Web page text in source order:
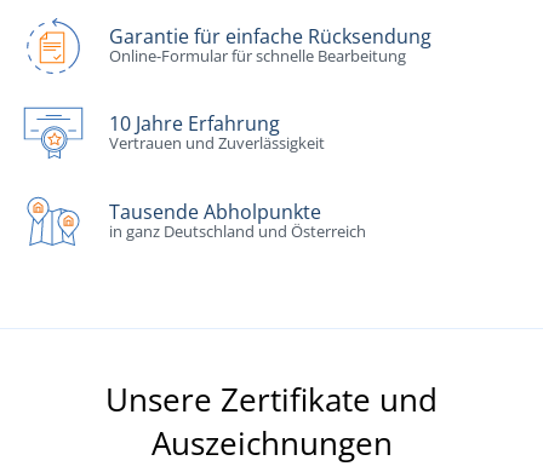
Garantie für einfache Rücksendung
Online-Formular für schnelle Bearbeitung
10 Jahre Erfahrung
Vertrauen und Zuverlässigkeit
Tausende Abholpunkte
in ganz Deutschland und Österreich
Unsere Zertifikate und
Auszeichnungen